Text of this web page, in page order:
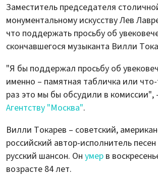
Заместитель председателя
монументальному искусству Лев
что поддержать просьбу об
скончавшегося музыканта Вилли
"Я бы поддержал просьбу об
именно – памятная табличка или
раз это мы бы обсудили в комиссии",
Агентству "Москва".
Вилли Токарев – советский,
российский автор-исполнитель
русский шансон. Он умер в
возрасте 84 лет.